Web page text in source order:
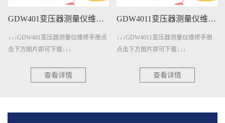
GDW4011变压器测量仪维修手册下载
↓↓↓GDW4011变压器测量仪维修手册
点击下方图片即可下载↓↓↓
查看详情
GDW3001A三相电参数测量仪维修手册下载
↓↓↓GDW3001A三相电参数测量仪维修
手册点击下方图片即可下载↓↓↓
查看详情